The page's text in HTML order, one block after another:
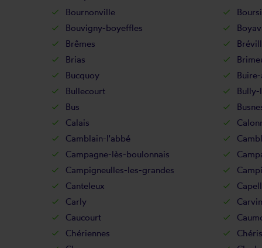
Bournonville
Bouvigny-boyeffles
Brêmes
Brias
Bucquoy
Bullecourt
Bully-
Bus
Calais
Camblain-l'abbé
Campagne-lès-boulonnais
Campigneulles-les-grandes
Canteleux
Carly
Carvin
Caucourt
Chériennes